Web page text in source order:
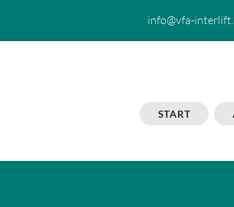
info@vfa-
START